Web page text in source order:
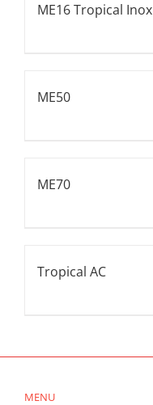
ME16 Tropical Inox
ME50
ME70
Tropical AC
MENU